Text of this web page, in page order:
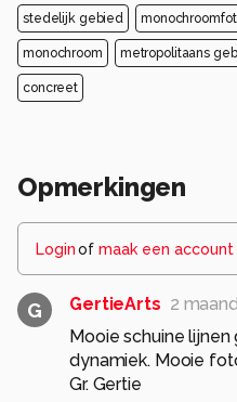
stedelijk gebied
monochroom metropolitaans
concreet
Opmerkingen
Loginof maak een account
G GertieArts 2
Mooie schuine
dynamiek. Mooie
Gr. Gertie